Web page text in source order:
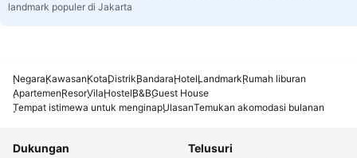
landmark populer di Jakarta
NegaraKawasanKotaDistrikBandaraHotelLandmarkRumah liburan
ApartemenResorVilaHostelB&BGuest House
Tempat istimewa untuk menginapUlasanTemukan akomodasi bulanan
Dukungan
Telusuri